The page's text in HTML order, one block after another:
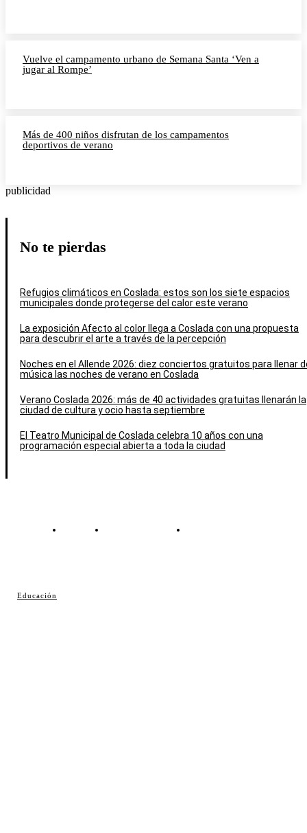
Educación
Vuelve el campamento urbano de Semana Santa ‘Ven a
jugar al Rompe’
Más de 400 niños disfrutan de los campamentos
deportivos de verano
publicidad
No te pierdas
Refugios climáticos en Coslada: estos son los siete espacios
municipales donde protegerse del calor este verano
La exposición Afecto al color llega a Coslada con una propuesta
para descubrir el arte a través de la percepción
Noches en el Allende 2026: diez conciertos gratuitos para llenar
música las noches de verano en Coslada
Verano Coslada 2026: más de 40 actividades gratuitas llenarán la
ciudad de cultura y ocio hasta septiembre
El Teatro Municipal de Coslada celebra 10 años con una
programación especial abierta a toda la ciudad
Contacto Política de cookies